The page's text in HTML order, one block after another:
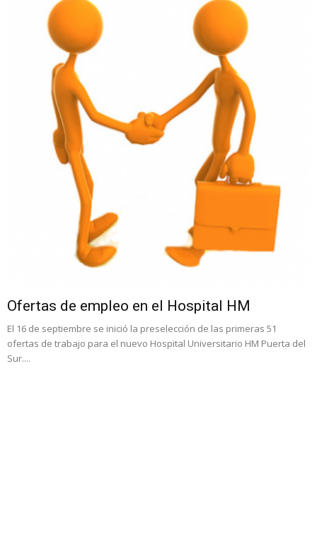
Ofertas de empleo en el Hospital HM
El 16 de septiembre se inició la preselección de las primeras 51
ofertas de trabajo para el nuevo Hospital Universitario HM Puerta del
Sur....